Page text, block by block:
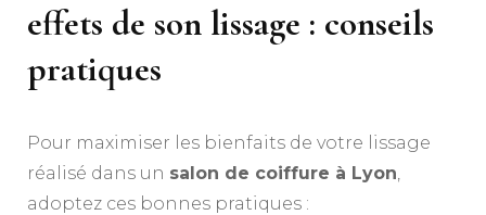
effets de son lissage : conseils
pratiques
Pour maximiser les bienfaits de votre lissage
réalisé dans un salon de coiffure à Lyon
adoptez ces bonnes pratiques :